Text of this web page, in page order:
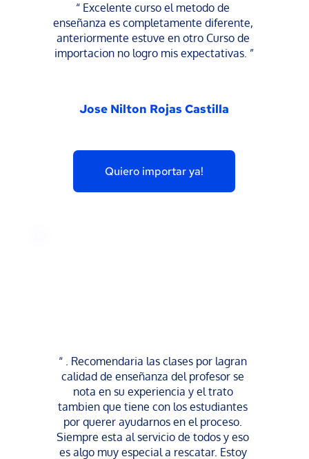
“ Excelente curso el metodo de
enseñanza es completamente diferente,
anteriormente estuve en otro Curso de
importacion no logro mis expectativas. ”
Jose Nilton Rojas Castilla
Quiero importar ya!
“ . Recomendaria las clases por lagran
calidad de enseñanza del profesor se
nota en su experiencia y el trato
tambien que tiene con los estudiantes
por querer ayudarnos en el proceso.
Siempre esta al servicio de todos y eso
es algo muy especial a rescatar. Estoy